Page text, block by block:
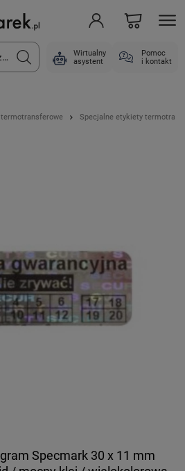
Wirtualny
asystent
Pomoc
i kontakt
termotransferowe Specjalne etykiety
Specmark 30 x 11 mm